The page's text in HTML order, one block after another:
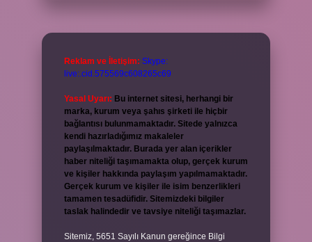
Reklam ve İletişim: Skype:
live:.cid.575569c608265c69
Yasal Uyarı: Bu internet sitesi, herhangi bir
marka, kurum veya şahıs şirketi ile hiçbir
bağlantısı bulunmamaktadır. Sitede yalnızca
kendi hazırladığımız makaleler
paylaşılmaktadır. Burada yer alan içerikler
haber niteliği taşımamakta olup, gerçek kurum
ve kişiler hakkında paylaşım yapılmamaktadır.
Gerçek kurum ve kişiler ile isim benzerlikleri
tamamen tesadüfidir. Sitemizdeki bilgiler
taslak halindedir ve tavsiye niteliği taşımazlar.
Sitemiz, 5651 Sayılı Kanun gereğince Bilgi